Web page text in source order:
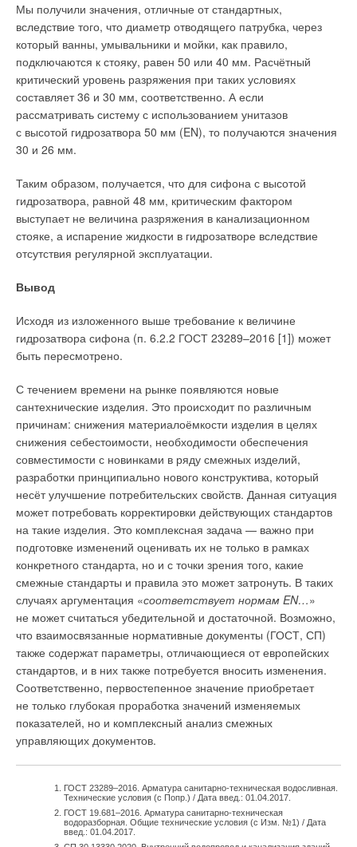
Мы получили значения, отличные от стандартных,
вследствие того, что диаметр отводящего патрубка, через
который ванны, умывальники и мойки, как правило,
подключаются к стояку, равен 50 или 40 мм. Расчётный
критический уровень разряжения при таких условиях
составляет 36 и 30 мм, соответственно. А если
рассматривать систему с использованием унитазов
с высотой гидрозатвора 50 мм (EN), то получаются значения
30 и 26 мм.
Таким образом, получается, что для сифона с высотой
гидрозатвора, равной 48 мм, критическим фактором
выступает не величина разряжения в канализационном
стояке, а испарение жидкости в гидрозатворе вследствие
отсутствия регулярной эксплуатации.
Вывод
Исходя из изложенного выше требование к величине
гидрозатвора сифона (п. 6.2.2 ГОСТ 23289–2016 [1]) может
быть пересмотрено.
С течением времени на рынке появляются новые
сантехнические изделия. Это происходит по различным
причинам: снижения материалоёмкости изделия в целях
снижения себестоимости, необходимости обеспечения
совместимости с новинками в ряду смежных изделий,
разработки принципиально нового конструктива, который
несёт улучшение потребительских свойств. Данная ситуация
может потребовать корректировки действующих стандартов
на такие изделия. Это комплексная задача — важно при
подготовке изменений оценивать их не только в рамках
конкретного стандарта, но и с точки зрения того, какие
смежные стандарты и правила это может затронуть. В таких
случаях аргументация «соответствует нормам EN…»
не может считаться убедительной и достаточной. Возможно,
что взаимосвязанные нормативные документы (ГОСТ, СП)
также содержат параметры, отличающиеся от европейских
стандартов, и в них также потребуется вносить изменения.
Соответственно, первостепенное значение приобретает
не только глубокая проработка значений изменяемых
показателей, но и комплексный анализ смежных
управляющих документов.
ГОСТ 23289–2016. Арматура санитарно-техническая водосливная.
Технические условия (с Попр.) / Дата введ.: 01.04.2017.
ГОСТ 19.681–2016. Арматура санитарно-техническая
водоразборная. Общие технические условия (с Изм. №1) / Дата
введ.: 01.04.2017.
процесса приводит к появлению коррозионных язв
(пробочное обесцинкование), которые с течением времени
могут развиваться в сквозные повреждения (рис. 2).
латуней
Большое влияние на развитие коррозии латуней может
оказывать состав водной среды. В неподготовленной воде
часто содержится ряд примесей, которые по-разному
содействуют коррозии этого сплава: фториды оказывают
минимальное влияние на коррозию латуни, хлориды —
более значительное, а йодиды вызывают сильную коррозию.
В воде, содержащей кислород (O2), углекислый газ (CO
сероводород (H2S), диоксид серы (SO2), аммиак (NH3)
и т. д., скорость коррозии латуни резко возрастает. Она легко
корродирует в минеральной воде, особенно в воде,
содержащей сульфат железа Fe2(SO4)3.
Дополнительным фактором, вызывающим разрушение
латунных изделий, может являться термическая обработка,
выполняемая в виде отжига. При отсутствии термической
обработки в литых латунных изделиях могут накапливаться
остаточные напряжения, которые при эксплуатации изделий
под нагрузкой (внутреннее давление или усиленная затяжка
растрескивания.
Растрескивание латуней может возникать при наличии